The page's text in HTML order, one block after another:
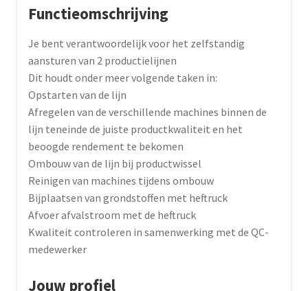
Functieomschrijving
Je bent verantwoordelijk voor het zelfstandig
aansturen van 2 productielijnen
Dit houdt onder meer volgende taken in:
Opstarten van de lijn
Afregelen van de verschillende machines binnen de
lijn teneinde de juiste productkwaliteit en het
beoogde rendement te bekomen
Ombouw van de lijn bij productwissel
Reinigen van machines tijdens ombouw
Bijplaatsen van grondstoffen met heftruck
Afvoer afvalstroom met de heftruck
Kwaliteit controleren in samenwerking met de QC-
medewerker
Jouw profiel